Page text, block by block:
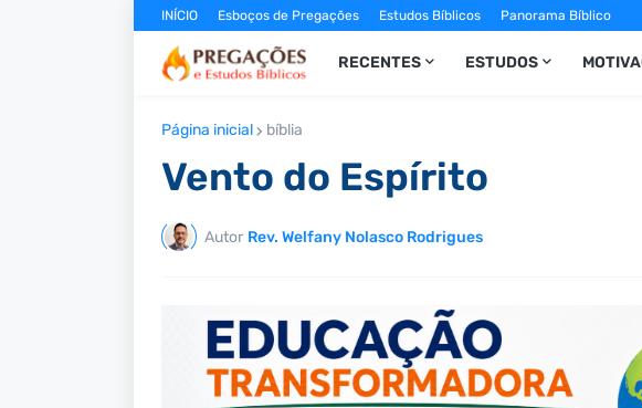
INÍCIO Esboços de Pregações Estudos Bíblicos Panorama Bíblico
RECENTES ESTUDOS
Página inicial bíblia
Vento do Espírito
Autor Rev. Welfany Nolasco Rodrigues